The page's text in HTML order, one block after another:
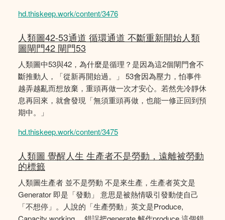
hd.thiskeep.work/content/3476
人類圖42-53通道 循環通道 不斷重新開始人類
圖閘門42 閘門53
人類圖中53與42，為什麼是循理？是因為這2個閘門會不
斷推動人，「從新再開始過。」 53會因為壓力，怕事件
越弄越亂而想放棄，重頭再做一次才安心。若然先冷靜休
息再回來，就會發現「無須重頭再做，也能一修正回到預
期中。」
hd.thiskeep.work/content/3475
人類圖 覺醒人生 生產者不是勞動，遠離被勞動
的標籤
人類圖生產者 並不是勞動 不是來生產，生產者英文是
Generator 即是「發動」 意思是被熱情吸引發動使自己
「不想停」。人說的「生產勞動」英文是Produce,